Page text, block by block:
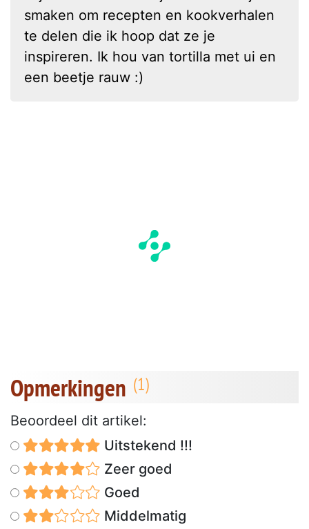
smaken om recepten en kookverhalen
te delen die ik hoop dat ze je
inspireren. Ik hou van tortilla met ui en
een beetje rauw :)
Opmerkingen
Beoordeel dit artikel:
Uitstekend !!!
Zeer goed
Goed
Middelmatig